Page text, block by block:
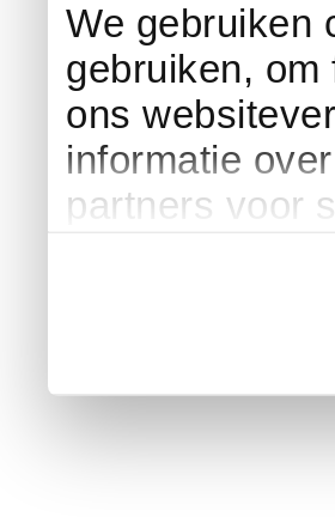
We gebruiken
gebruiken,
ons
informatie
partners voor